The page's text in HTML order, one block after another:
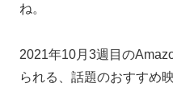
ね。
2021年10月3週目の
られる、話題のおすすめ